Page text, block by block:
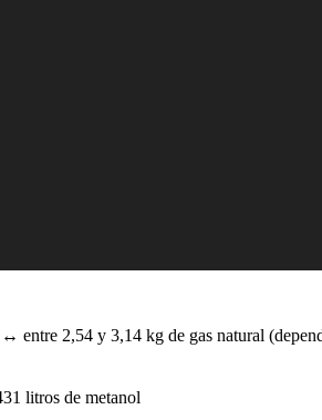
2,54 y 3,14 kg de gas natural
litros de metanol